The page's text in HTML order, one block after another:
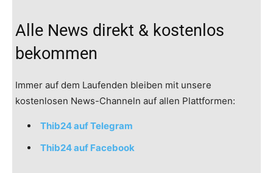
Alle News direkt & kostenlos
bekommen
Immer auf dem Laufenden bleiben mit unsere
kostenlosen News-Channeln auf allen Plattformen:
Thib24 auf Telegram
Thib24 auf Facebook